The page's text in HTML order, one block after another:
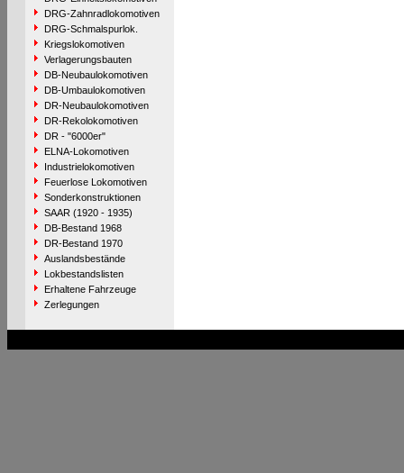
DRG-Zahnradlokomotiven
DRG-Schmalspurlok.
Kriegslokomotiven
Verlagerungsbauten
DB-Neubaulokomotiven
DB-Umbaulokomotiven
DR-Neubaulokomotiven
DR-Rekolokomotiven
DR - "6000er"
ELNA-Lokomotiven
Industrielokomotiven
Feuerlose Lokomotiven
Sonderkonstruktionen
SAAR (1920 - 1935)
DB-Bestand 1968
DR-Bestand 1970
Auslandsbestände
Lokbestandslisten
Erhaltene Fahrzeuge
Zerlegungen